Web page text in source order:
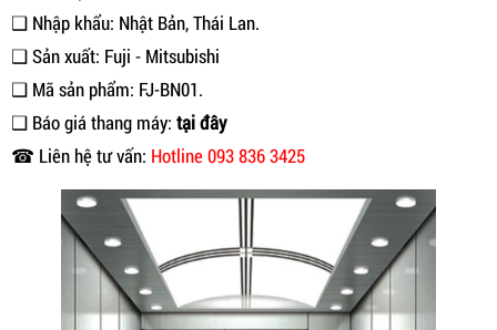
❑ Nhập khẩu: Nhật Bản, Thái Lan.
❑ Sản xuất: Fuji - Mitsubishi
❑ Mã sản phẩm: FJ-BN01.
❑ Báo giá thang máy: tại đây
☎ Liên hệ tư vấn: Hotline 093 836 3425